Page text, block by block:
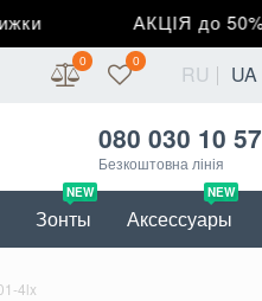
АКЦІЯ до 50%
0 0 RU UA
080 030 10 57
Безкоштовна лінія
NEW
Зонты
NEW
Аксессуары
4lx